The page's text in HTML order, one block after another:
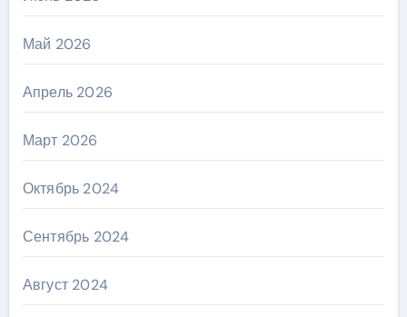
Май 2026
Апрель 2026
Март 2026
Октябрь 2024
Сентябрь 2024
Август 2024